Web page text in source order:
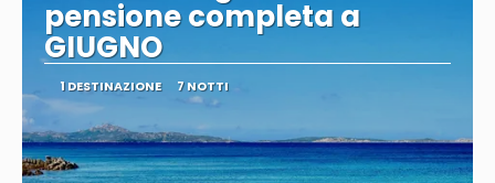
pensione completa a
GIUGNO
1 DESTINAZIONE 7 NOTTI